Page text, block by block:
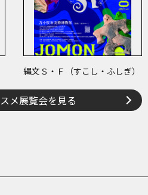
縄文Ｓ・Ｆ（すこし・ふしぎ）
メ展覧会を見る